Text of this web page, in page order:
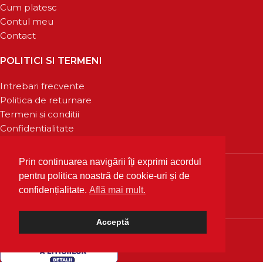
Prin continuarea navigării îți exprimi acordul
pentru politica noastră de cookie-uri și de
confidențialitate. Află mai mult.
Acceptă
Cum platesc
Contul meu
Contact
POLITICI SI TERMENI
Intrebari frecvente
Politica de returnare
Termeni si conditii
Confidentialitate